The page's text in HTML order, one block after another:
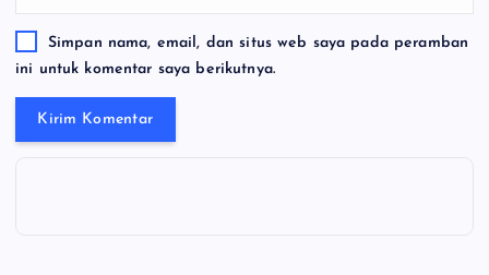
Simpan nama, email, dan situs web saya pada peramban
ini untuk komentar saya berikutnya.